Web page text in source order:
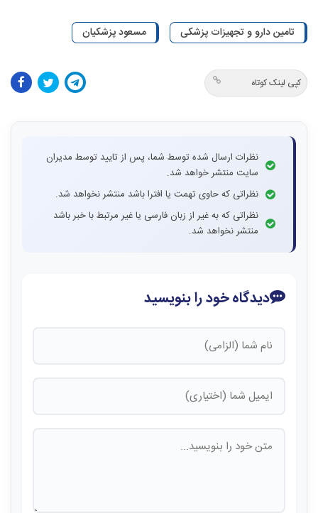
تامین دارو و تجهیزات پزشکی مسعود پزشکیان
کپی لینک کوتاه
نظرات ارسال شده توسط شما، پس از تایید توسط مدیران
سایت منتشر خواهد شد.
نظراتی که حاوی تهمت یا افترا باشد منتشر نخواهد شد.
نظراتی که به غیر از زبان فارسی یا غیر مرتبط با خبر باشد
منتشر نخواهد شد.
دیدگاه خود را بنویسید